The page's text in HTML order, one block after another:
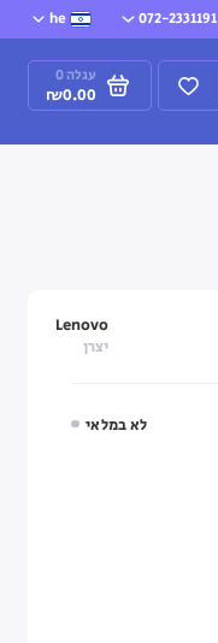
072-2331191
he
עגלה 0
₪0.00
לא במלאי
Lenovo
יצרן